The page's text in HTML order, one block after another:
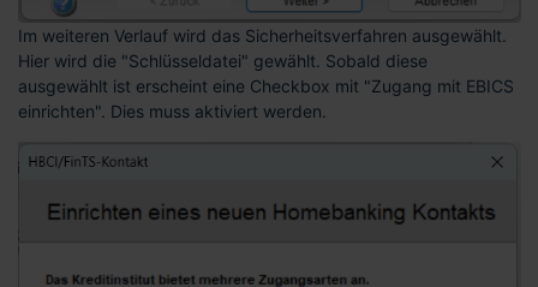
Im weiteren Verlauf wird das Sicherheitsverfahren ausgewählt.
Hier wird die "Schlüsseldatei" gewählt. Sobald diese
ausgewählt ist erscheint eine Checkbox mit "Zugang mit EBICS
einrichten". Dies muss aktiviert werden.